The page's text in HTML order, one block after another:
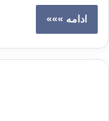
ادامه »»»